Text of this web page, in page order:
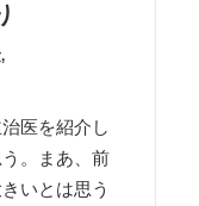
,
医を紹介し
。まあ、前
いとは思う